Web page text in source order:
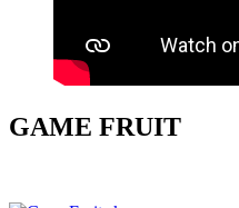
GAME FRUIT